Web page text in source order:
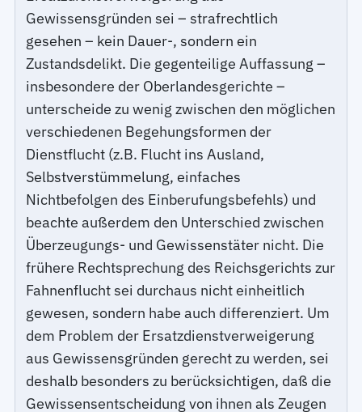
Gewissensgründen sei – strafrechtlich
gesehen – kein Dauer-, sondern ein
Zustandsdelikt. Die gegenteilige Auffassung –
insbesondere der Oberlandesgerichte –
unterscheide zu wenig zwischen den möglichen
verschiedenen Begehungsformen der
Dienstflucht (z.B. Flucht ins Ausland,
Selbstverstümmelung, einfaches
Nichtbefolgen des Einberufungsbefehls) und
beachte außerdem den Unterschied zwischen
Überzeugungs- und Gewissenstäter nicht. Die
frühere Rechtsprechung des Reichsgerichts zur
Fahnenflucht sei durchaus nicht einheitlich
gewesen, sondern habe auch differenziert. Um
dem Problem der Ersatzdienstverweigerung
aus Gewissensgründen gerecht zu werden, sei
deshalb besonders zu berücksichtigen, daß die
Gewissensentscheidung von ihnen als Zeugen